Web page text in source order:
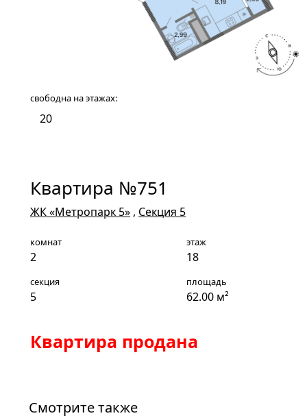
свободна на этажах:
20
Квартира №751
ЖК «Метропарк 5» , Секция 5
комнат
2
этаж
18
секция
5
площадь
62.00 м²
Квартира продана
Смотрите также